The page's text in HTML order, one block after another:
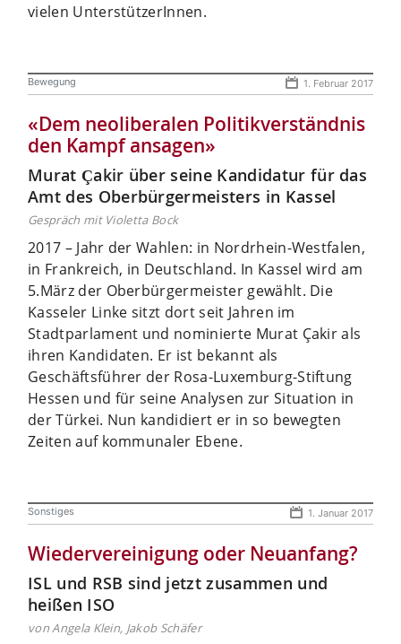
vielen UnterstützerInnen.
Bewegung 1. Februar 2017
«Dem neoliberalen Politikverständnis
den Kampf ansagen»
Murat Çakir über seine Kandidatur für das
Amt des Oberbürgermeisters in Kassel
Gespräch mit Violetta Bock
2017 – Jahr der Wahlen: in Nordrhein-Westfalen,
in Frankreich, in Deutschland. In Kassel wird am
5.März der Oberbürgermeister gewählt. Die
Kasseler Linke sitzt dort seit Jahren im
Stadtparlament und nominierte Murat Çakir als
ihren Kandidaten. Er ist bekannt als
Geschäftsführer der Rosa-Luxemburg-Stiftung
Hessen und für seine Analysen zur Situation in
der Türkei. Nun kandidiert er in so bewegten
Zeiten auf kommunaler Ebene.
Sonstiges 1. Januar 2017
Wiedervereinigung oder Neuanfang?
ISL und RSB sind jetzt zusammen und
heißen ISO
von Angela Klein, Jakob Schäfer